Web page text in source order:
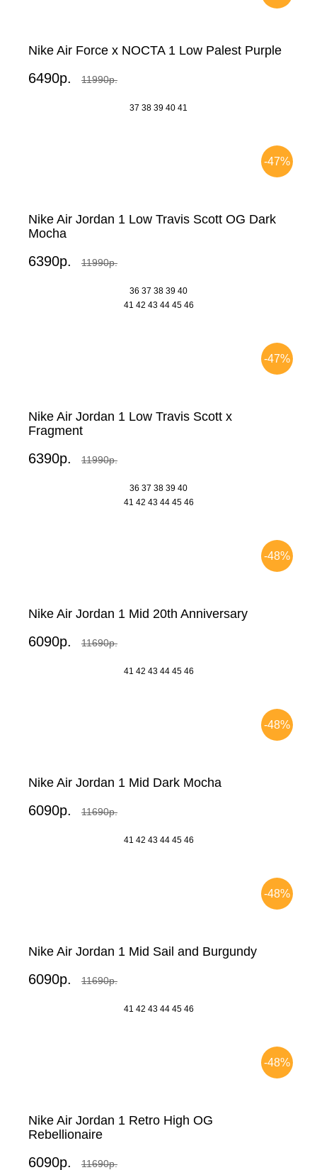
Nike Air Force x NOCTA 1 Low Palest Purple
6490р. 11990р.
37 38 39 40 41
-47%
Nike Air Jordan 1 Low Travis Scott OG Dark
Mocha
6390р. 11990р.
36 37 38 39 40
41 42 43 44 45 46
-47%
Nike Air Jordan 1 Low Travis Scott x
Fragment
6390р. 11990р.
36 37 38 39 40
41 42 43 44 45 46
-48%
Nike Air Jordan 1 Mid 20th Anniversary
6090р. 11690р.
41 42 43 44 45 46
-48%
Nike Air Jordan 1 Mid Dark Mocha
6090р. 11690р.
41 42 43 44 45 46
-48%
Nike Air Jordan 1 Mid Sail and Burgundy
6090р. 11690р.
41 42 43 44 45 46
-48%
Nike Air Jordan 1 Retro High OG
Rebellionaire
6090р. 11690р.